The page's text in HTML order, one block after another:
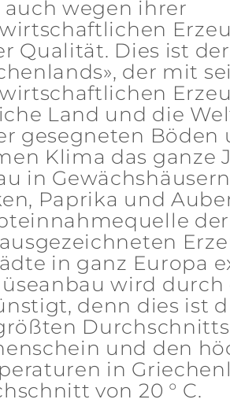
auch wegen ihrer
Qualität. Dies ist
der mit
Land und die
gesegneten Böden
Klima das ganze
in
Paprika und
in ganz Europa
wird durch
denn dies ist
und den
in
von 20 ° C.